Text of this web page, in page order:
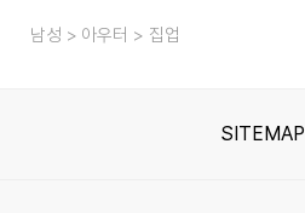
남성 아우터 집업
SITEMAP